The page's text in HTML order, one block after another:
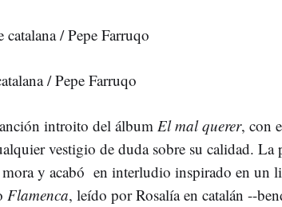
/ Pepe Farruqo
introito del álbum El mal querer, con
vestigio de duda sobre su calidad. La
y acabó en interludio inspirado en un
Flamenca, leído por Rosalía en catalán --